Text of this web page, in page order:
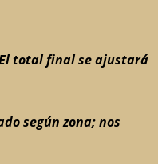
total final se ajustará
según zona; nos